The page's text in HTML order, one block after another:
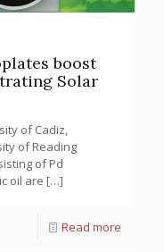
boost
Solar
of Cadiz,
of Reading
of Pd
oil are […]
Read more